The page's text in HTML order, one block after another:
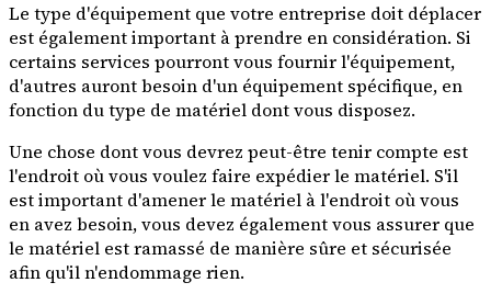
Le type d'équipement que votre entreprise doit déplacer
est également important à prendre en considération. Si
certains services pourront vous fournir l'équipement,
d'autres auront besoin d'un équipement spécifique, en
fonction du type de matériel dont vous disposez.
Une chose dont vous devrez peut-être tenir compte est
l'endroit où vous voulez faire expédier le matériel. S'il
est important d'amener le matériel à l'endroit où vous
en avez besoin, vous devez également vous assurer que
le matériel est ramassé de manière sûre et sécurisée
afin qu'il n'endommage rien.